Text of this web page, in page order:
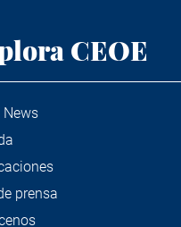
CEOE
News
prensa